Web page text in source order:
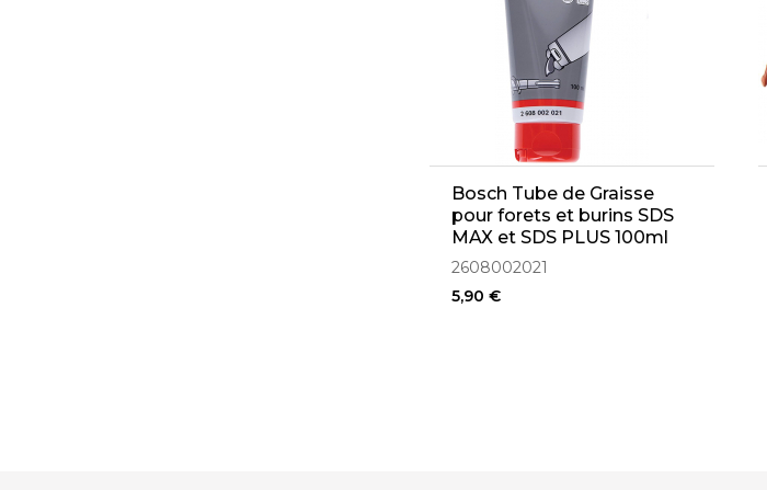
Bosch Tube de Graisse
pour forets et burins SDS
MAX et SDS PLUS 100ml
(2608002021)
2608002021
5,90 €